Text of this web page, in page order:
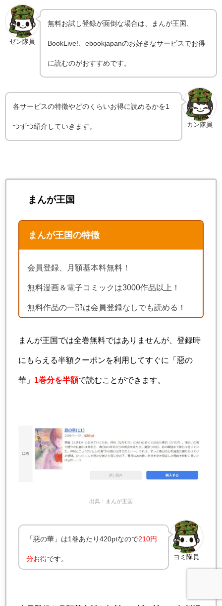
ゼン隊員
無料お試し登録が面倒な場合は、まんが王国、
BookLive!、ebookjapanのお好きなサービスでお得
に読むのがおすすめです。
カン隊員
各サービスの特徴やどのくらいお得に読めるかを1
つずつ紹介していきます。
まんが王国
まんが王国の特徴
会員登録、月額基本料無料！
無料漫画＆電子コミックは3000作品以上！
無料作品の一部は会員登録なしでも読める！
まんが王国では全巻無料ではありませんが、登録時
にもらえる半額クーポンを利用してすぐに「惡の
華」 1巻分を半額で読むことができます。
出典：まんが王国
ヨミ隊員
「惡の華」は1巻あたり420ptなので210円
分お得です。